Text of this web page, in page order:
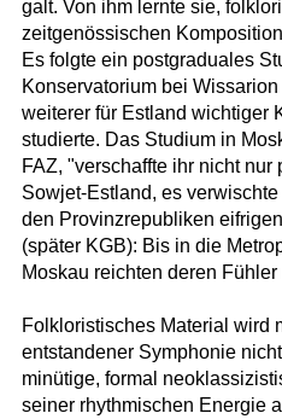
galt. Von ihm lernte sie,
zeitgenössischen
Es folgte ein postgraduales
Konservatorium bei
weiterer für Estland wichtiger
studierte. Das Studium in
FAZ, "verschaffte ihr nicht
Sowjet-Estland, es
den Provinzrepubliken
(später KGB): Bis in die
Moskau reichten deren
Folkloristisches Material wird
entstandener Symphonie
minütige, formal
seiner rhythmischen Energie